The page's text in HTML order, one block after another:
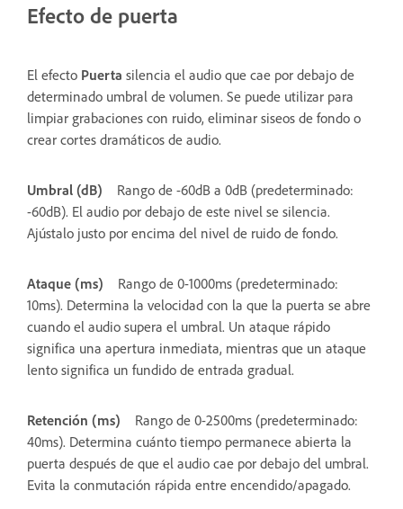
Efecto de puerta
El efecto Puerta silencia el audio que cae por debajo de
determinado umbral de volumen. Se puede utilizar para
limpiar grabaciones con ruido, eliminar siseos de fondo o
crear cortes dramáticos de audio.
Umbral (dB)
Rango de -60dB a 0dB (predeterminado:
-60dB). El audio por debajo de este nivel se silencia.
Ajústalo justo por encima del nivel de ruido de fondo.
Ataque (ms)
Rango de 0-1000ms (predeterminado:
10ms). Determina la velocidad con la que la puerta se abre
cuando el audio supera el umbral. Un ataque rápido
significa una apertura inmediata, mientras que un ataque
lento significa un fundido de entrada gradual.
Retención (ms)
Rango de 0-2500ms (predeterminado:
40ms). Determina cuánto tiempo permanece abierta la
puerta después de que el audio cae por debajo del umbral.
Evita la conmutación rápida entre encendido/apagado.